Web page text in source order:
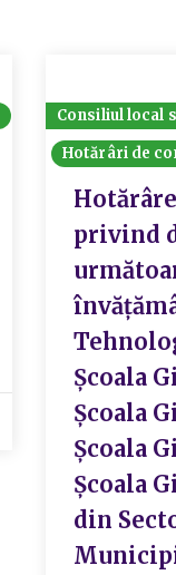
Consiliul local
Hotărâri de
privind
Școala
Școala
Școala
Școala
din